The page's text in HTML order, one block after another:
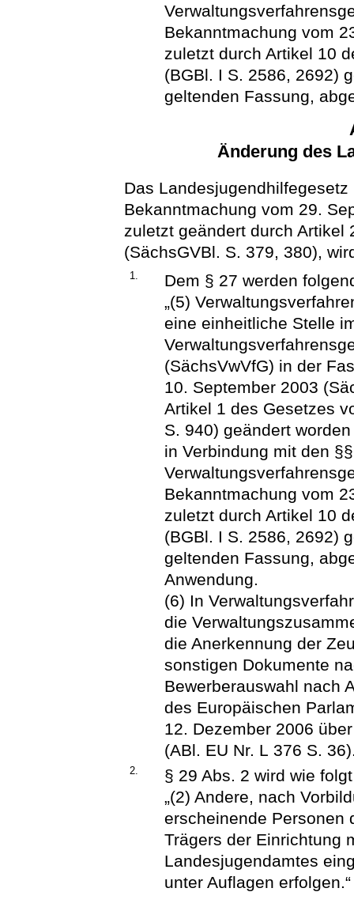
Bekanntmachung vom
zuletzt durch Artikel 10
(BGBl. I S. 2586, 2692)
geltenden Fassung,
Änderung des
Das Landesjugendhilfegesetz
Bekanntmachung vom 29.
zuletzt geändert durch Artikel
(SächsGVBl. S. 379, 380),
1.
Dem § 27 werden
„(5)
eine einheitliche Stelle
(SächsVwVfG) in der
10. September 2003
Artikel 1 des Gesetzes
S. 940) geändert
in Verbindung mit den
Bekanntmachung vom
zuletzt durch Artikel 10
(BGBl. I S. 2586, 2692)
geltenden Fassung,
Anwendung.
(6) In
die
die Anerkennung der
sonstigen Dokumente
Bewerberauswahl nach
des Europäischen
12. Dezember 2006
(ABl. EU Nr. L 376 S.
2.
§ 29 Abs. 2 wird wie
„(2) Andere, nach
erscheinende Personen
Trägers der Einrichtung
Landesjugendamtes
unter Auflagen erfolgen.“